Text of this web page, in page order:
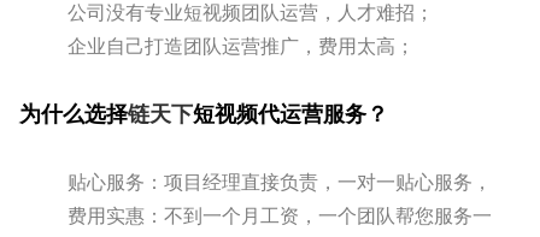
公司没有专业短视频团队运营，人才难招；
企业自己打造团队运营推广，费用太高；
为什么选择链天下短视频代运营服务？
贴心服务：项目经理直接负责，一对一贴心服务，
费用实惠：不到一个月工资，一个团队帮您服务一